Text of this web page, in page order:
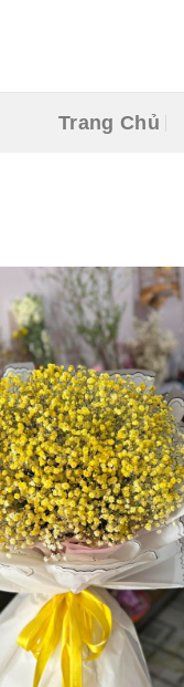
Trang Chủ